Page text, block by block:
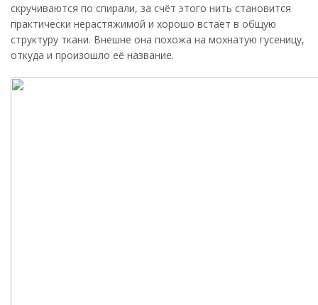
скручиваются по спирали, за счёт этого нить становится
практически нерастяжимой и хорошо встает в общую
структуру ткани. Внешне она похожа на мохнатую гусеницу,
откуда и произошло её название.